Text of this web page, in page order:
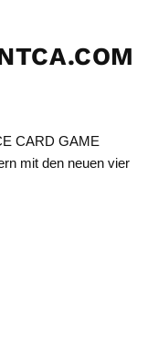
CARD GAME
mit den neuen vier